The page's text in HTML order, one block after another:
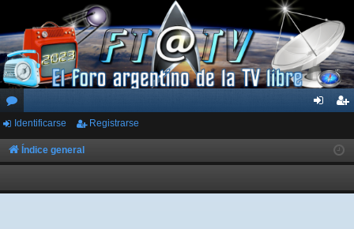
or
os
ar
ist
rs
Identificarse Registrarse
Índice general